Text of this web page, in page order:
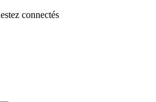
Allerconnectés